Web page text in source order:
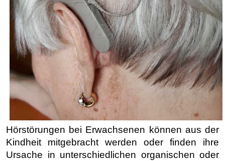
Hörstörungen bei Erwachsenen können aus der
Kindheit mitgebracht werden oder finden ihre
Ursache in unterschiedlichen organischen oder